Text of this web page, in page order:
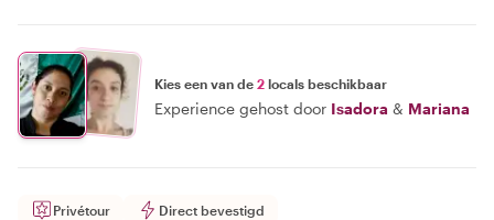
Kies een van de 2 locals beschikbaar
Experience gehost door Isadora & Mariana
Privétour Direct bevestigd